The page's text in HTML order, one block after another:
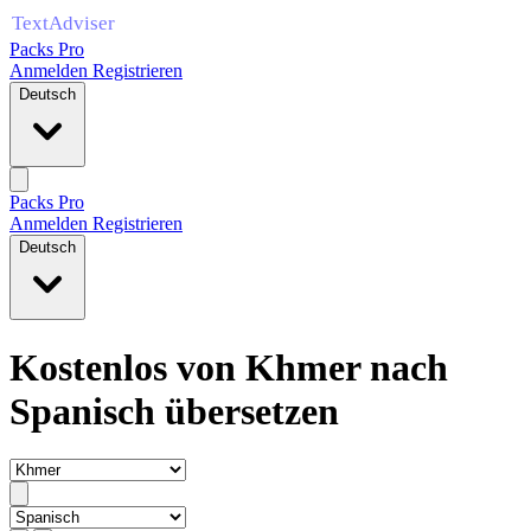
Packs Pro
Anmelden Registrieren
Deutsch
Packs Pro
Anmelden Registrieren
Deutsch
Kostenlos von Khmer nach
Spanisch übersetzen